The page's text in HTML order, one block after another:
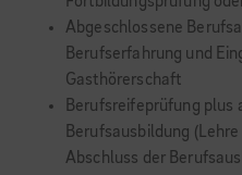
Abgeschlossene
Berufserfahrung und
Gasthörerschaft
Berufsreifeprüfung plus
Berufsausbildung
Abschluss der